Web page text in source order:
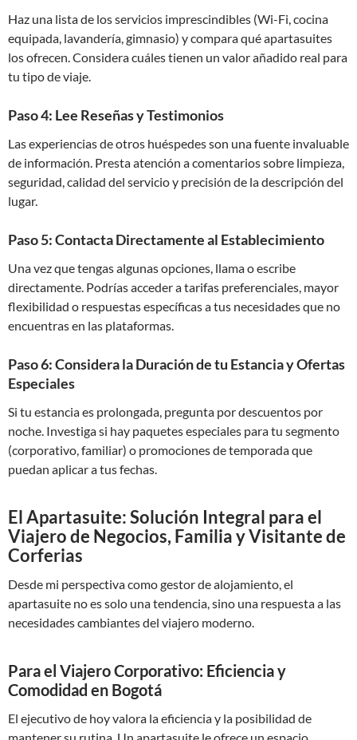
Haz una lista de los servicios imprescindibles (Wi-Fi, cocina
equipada, lavandería, gimnasio) y compara qué apartasuites
los ofrecen. Considera cuáles tienen un valor añadido real para
tu tipo de viaje.
Paso 4: Lee Reseñas y Testimonios
Las experiencias de otros huéspedes son una fuente invaluable
de información. Presta atención a comentarios sobre limpieza,
seguridad, calidad del servicio y precisión de la descripción del
lugar.
Paso 5: Contacta Directamente al Establecimiento
Una vez que tengas algunas opciones, llama o escribe
directamente. Podrías acceder a tarifas preferenciales, mayor
flexibilidad o respuestas específicas a tus necesidades que no
encuentras en las plataformas.
Paso 6: Considera la Duración de tu Estancia y Ofertas
Especiales
Si tu estancia es prolongada, pregunta por descuentos por
noche. Investiga si hay paquetes especiales para tu segmento
(corporativo, familiar) o promociones de temporada que
puedan aplicar a tus fechas.
El Apartasuite: Solución Integral para el
Viajero de Negocios, Familia y Visitante de
Corferias
Desde mi perspectiva como gestor de alojamiento, el
apartasuite no es solo una tendencia, sino una respuesta a las
necesidades cambiantes del viajero moderno.
Para el Viajero Corporativo: Eficiencia y
Comodidad en Bogotá
El ejecutivo de hoy valora la eficiencia y la posibilidad de